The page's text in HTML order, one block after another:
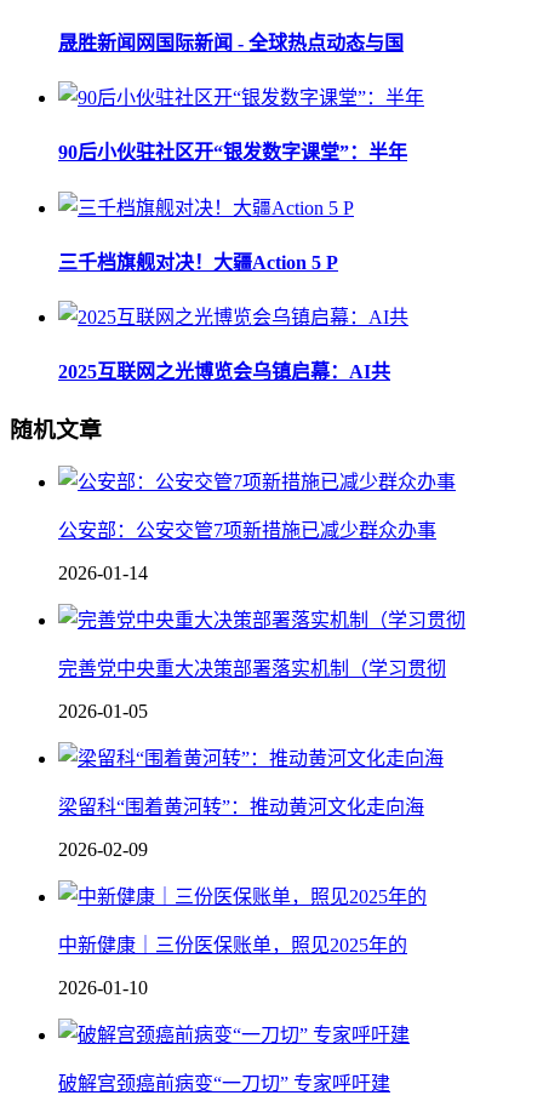
晟胜新闻网国际新闻 - 全球热点动态与国
90后小伙驻社区开“银发数字课堂”：半年
三千档旗舰对决！大疆Action 5 P
2025互联网之光博览会乌镇启幕：AI共
随机文章
公安部：公安交管7项新措施已减少群众办事
2026-01-14
完善党中央重大决策部署落实机制（学习贯彻
2026-01-05
梁留科“围着黄河转”：推动黄河文化走向海
2026-02-09
中新健康｜三份医保账单，照见2025年的
2026-01-10
破解宫颈癌前病变“一刀切” 专家呼吁建